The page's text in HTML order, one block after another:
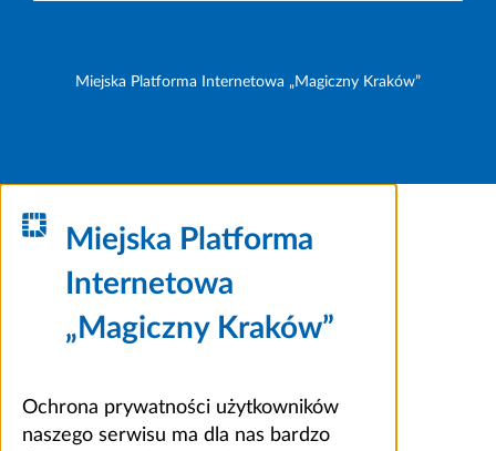
Miejska Platforma Internetowa „Magiczny Kraków”
Miejska Platforma
Internetowa
„Magiczny Kraków”
Ochrona prywatności użytkowników
naszego serwisu ma dla nas bardzo